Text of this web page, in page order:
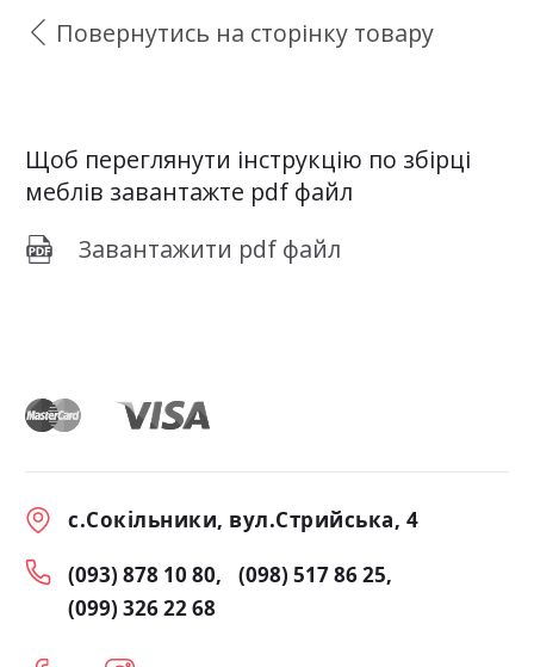
Повернутись на сторінку товару
Щоб переглянути інструкцію по збірці
меблів завантажте pdf файл
Завантажити pdf файл
с.Сокільники, вул.Стрийська, 4
(093) 878 10 80
(098) 517 86 25
(099) 326 22 68